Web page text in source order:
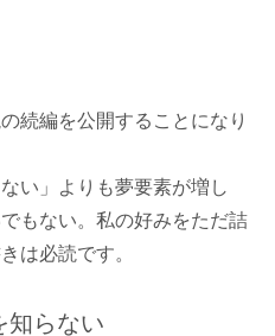
続編を公開することになり
い」よりも夢要素が増し
もない。私の好みをただ詰
は必読です。
知らない